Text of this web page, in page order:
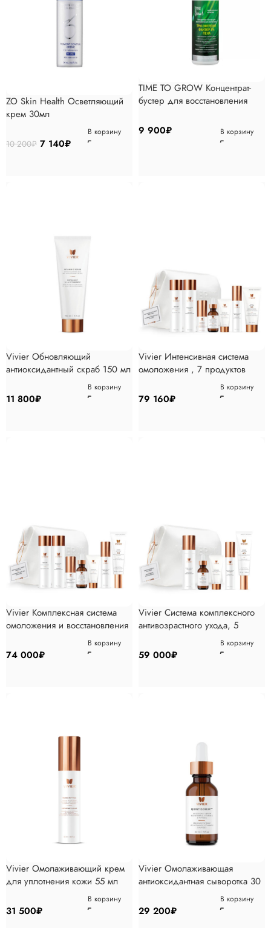
ZO Skin Health Осветляющий
крем 30мл
10 200₽ 7 140₽
В корзину
TIME TO GROW Концентрат-
бустер для восстановления
9 900₽ В корзину
Vivier Обновляющий
антиоксидантный скраб 150 мл
11 800₽
В корзину
Vivier Интенсивная система
омоложения , 7 продуктов
79 160₽
В корзину
Vivier Комплексная система
омоложения и восстановления
74 000₽
В корзину
Vivier Система комплексного
антивозрастного ухода, 5
59 000₽
В корзину
Vivier Омолаживающий крем
для уплотнения кожи 55 мл
31 500₽
В корзину
Vivier Омолаживающая
антиоксидантная сыворотка 30
29 200₽
В корзину